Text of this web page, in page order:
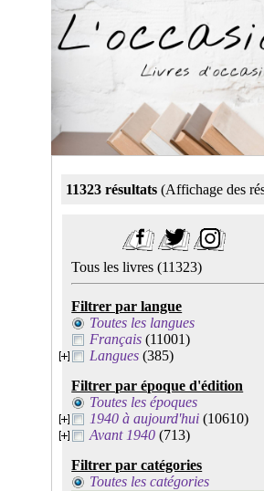
11323 résultats (Affichage des
Tous les livres(11323)
Filtrer par langue
Toutes les langues
Français (11001)
Langues (385)
Filtrer par époque d'édition
Toutes les époques
1940 à aujourd'hui (10610)
Avant 1940 (713)
Filtrer par catégories
Toutes les catégories